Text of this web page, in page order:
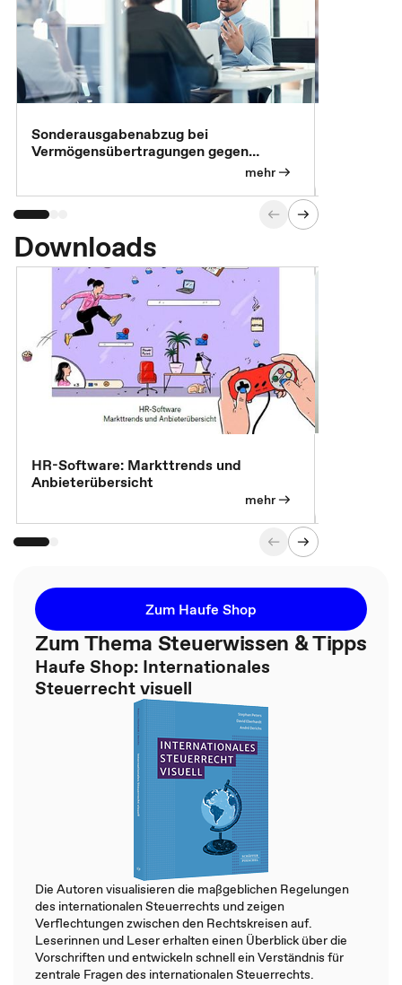
Sonderausgabenabzug bei
Vermögensübertragungen gegen
mehr
Downloads
HR-Software: Markttrends und
Anbieterübersicht
mehr
Zum Haufe Shop
Zum Thema Steuerwissen & Tipps
Haufe Shop: Internationales
Steuerrecht visuell
Die Autoren visualisieren die maßgeblichen Regelungen
des internationalen Steuerrechts und zeigen
Verflechtungen zwischen den Rechtskreisen auf.
Leserinnen und Leser erhalten einen Überblick über die
Vorschriften und entwickeln schnell ein Verständnis für
zentrale Fragen des internationalen Steuerrechts.